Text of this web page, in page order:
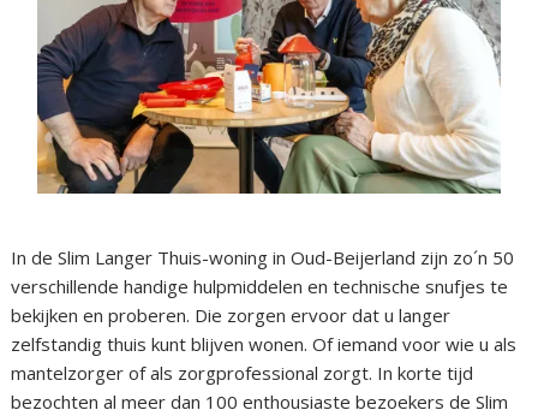
In de Slim Langer Thuis-woning in Oud-Beijerland zijn zo´n 50
verschillende handige hulpmiddelen en technische snufjes te
bekijken en proberen. Die zorgen ervoor dat u langer
zelfstandig thuis kunt blijven wonen. Of iemand voor wie u als
mantelzorger of als zorgprofessional zorgt. In korte tijd
bezochten al meer dan 100 enthousiaste bezoekers de Slim